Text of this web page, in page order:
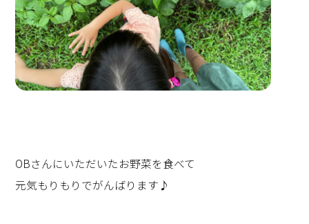
OBさんにいただいたお野菜を食べて
元気もりもりでがんばります♪